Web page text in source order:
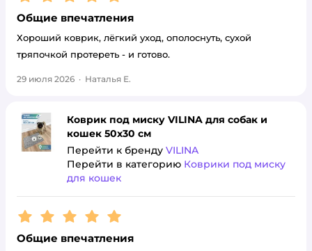
Общие впечатления
Хороший коврик, лёгкий уход, ополоснуть, сухой
тряпочкой протереть - и готово.
29 июля 2026 · Наталья Е.
Коврик под миску VILINA для собак и
кошек 50х30 см
Перейти к бренду VILINA
Перейти в категорию Коврики под миску
для кошек
Рейтинг:5
Общие впечатления